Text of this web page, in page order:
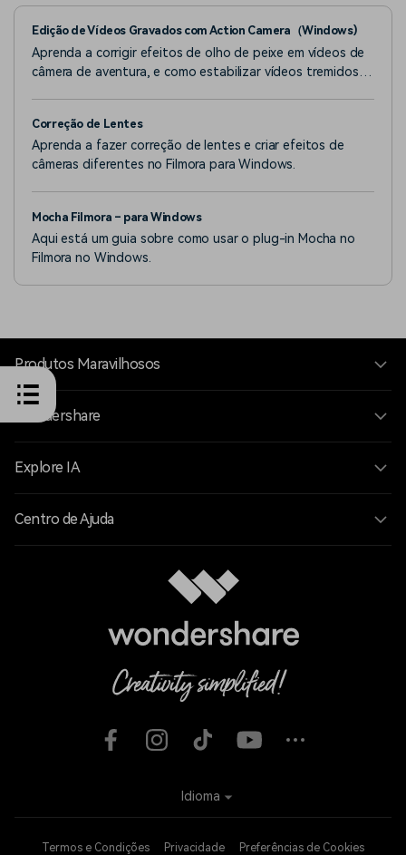
Edição de Vídeos Gravados com Action Camera（Windows)
Aprenda a corrigir efeitos de olho de peixe em vídeos de
câmera de aventura, e como estabilizar vídeos tremidos
Correção de Lentes
Aprenda a fazer correção de lentes e criar efeitos de
câmeras diferentes no Filmora para Windows.
Mocha Filmora – para Windows
Aqui está um guia sobre como usar o plug-in Mocha no
Filmora no Windows.
Produtos Maravilhosos
Wondershare
Explore IA
Centro de Ajuda
Termos e Condições Privacidade Preferências de Cookies
Idioma